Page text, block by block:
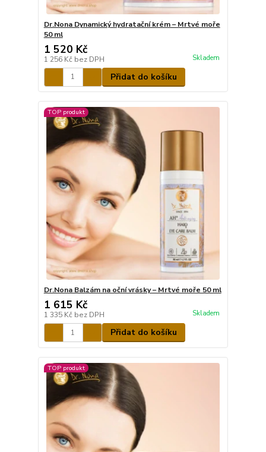
Dr.Nona Dynamický hydratační krém – Mrtvé moře
50 ml
1 520 Kč
1 256 Kč bez DPH Skladem
Přidat do košíku
TOP produkt
Dr.Nona Balzám na oční vrásky – Mrtvé moře 50 ml
1 615 Kč
1 335 Kč bez DPH Skladem
Přidat do košíku
TOP produkt